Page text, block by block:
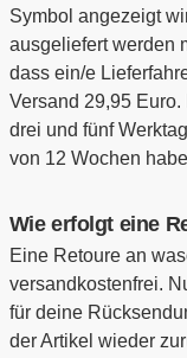
Symbol angezeigt
ausgeliefert werden
dass ein/e
Versand 29,95
drei und fünf
von 12 Wochen
Wie erfolgt eine
Eine Retoure an
versandkostenfrei.
für deine
der Artikel wieder